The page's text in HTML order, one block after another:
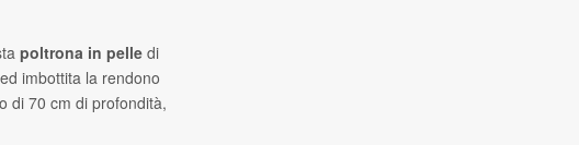
poltrona in pelle di
imbottita la rendono
di 70 cm di profondità,